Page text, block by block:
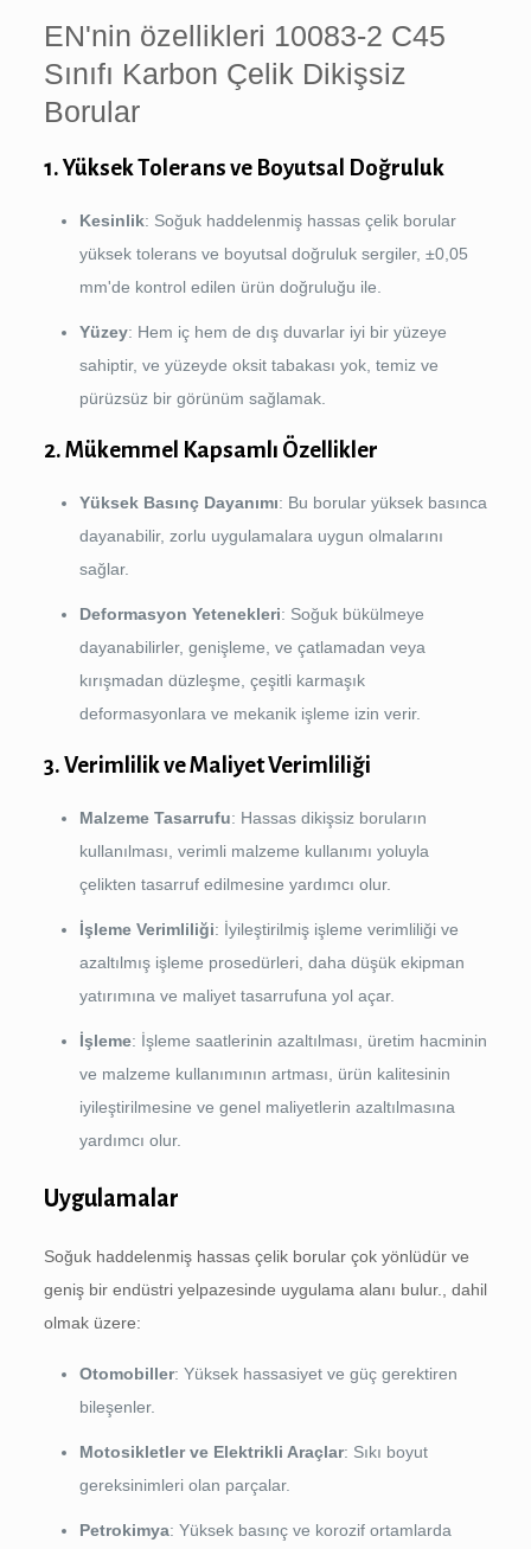
EN'nin özellikleri 10083-2 C45
Sınıfı Karbon Çelik Dikişsiz
Borular
1. Yüksek Tolerans ve Boyutsal Doğruluk
Kesinlik: Soğuk haddelenmiş hassas çelik borular
yüksek tolerans ve boyutsal doğruluk sergiler, ±0,05
mm'de kontrol edilen ürün doğruluğu ile.
Yüzey: Hem iç hem de dış duvarlar iyi bir yüzeye
sahiptir, ve yüzeyde oksit tabakası yok, temiz ve
pürüzsüz bir görünüm sağlamak.
2. Mükemmel Kapsamlı Özellikler
Yüksek Basınç Dayanımı: Bu borular yüksek basınca
dayanabilir, zorlu uygulamalara uygun olmalarını
sağlar.
Deformasyon Yetenekleri: Soğuk bükülmeye
dayanabilirler, genişleme, ve çatlamadan veya
kırışmadan düzleşme, çeşitli karmaşık
deformasyonlara ve mekanik işleme izin verir.
3. Verimlilik ve Maliyet Verimliliği
Malzeme Tasarrufu: Hassas dikişsiz boruların
kullanılması, verimli malzeme kullanımı yoluyla
çelikten tasarruf edilmesine yardımcı olur.
İşleme Verimliliği: İyileştirilmiş işleme verimliliği ve
azaltılmış işleme prosedürleri, daha düşük ekipman
yatırımına ve maliyet tasarrufuna yol açar.
İşleme: İşleme saatlerinin azaltılması, üretim hacminin
ve malzeme kullanımının artması, ürün kalitesinin
iyileştirilmesine ve genel maliyetlerin azaltılmasına
yardımcı olur.
Uygulamalar
Soğuk haddelenmiş hassas çelik borular çok yönlüdür ve
geniş bir endüstri yelpazesinde uygulama alanı bulur., dahil
olmak üzere:
Otomobiller: Yüksek hassasiyet ve güç gerektiren
bileşenler.
Motosikletler ve Elektrikli Araçlar: Sıkı boyut
gereksinimleri olan parçalar.
Petrokimya: Yüksek basınç ve korozif ortamlarda